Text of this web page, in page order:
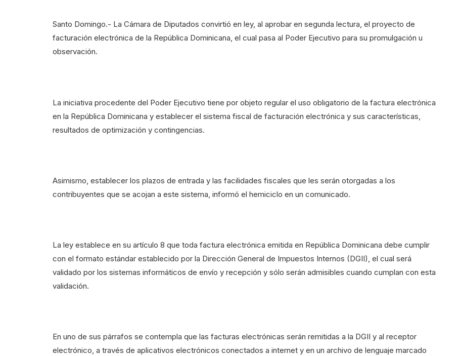
Santo Domingo.- La Cámara de Diputados convirtió en ley, al aprobar en segunda lectura, el proyecto de
facturación electrónica de la República Dominicana, el cual pasa al Poder Ejecutivo para su promulgación u
observación.
La iniciativa procedente del Poder Ejecutivo tiene por objeto regular el uso obligatorio de la factura electrónica
en la República Dominicana y establecer el sistema fiscal de facturación electrónica y sus características,
resultados de optimización y contingencias.
Asimismo, establecer los plazos de entrada y las facilidades fiscales que les serán otorgadas a los
contribuyentes que se acojan a este sistema, informó el hemiciclo en un comunicado.
La ley establece en su artículo 8 que toda factura electrónica emitida en República Dominicana debe cumplir
con el formato estándar establecido por la Dirección General de Impuestos Internos (DGII), el cual será
validado por los sistemas informáticos de envío y recepción y sólo serán admisibles cuando cumplan con esta
validación.
En uno de sus párrafos se contempla que las facturas electrónicas serán remitidas a la DGII y al receptor
electrónico, a través de aplicativos electrónicos conectados a internet y en un archivo de lenguaje marcado